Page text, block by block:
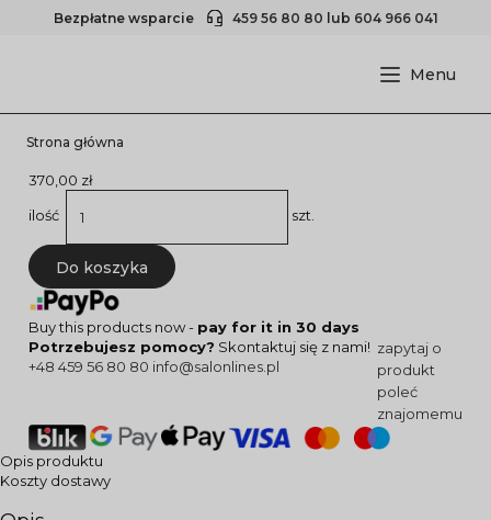
Bezpłatne wsparcie 459 56 80 80 lub 604 966 041
Strona główna
370,00 zł
ilość szt.
Do koszyka
Buy this products now - pay for it in 30 days
Potrzebujesz pomocy? Skontaktuj się z nami!
+48 459 56 80 80 info@salonlines.pl
zapytaj o
produkt
poleć
znajomemu
Opis produktu
Koszty dostawy